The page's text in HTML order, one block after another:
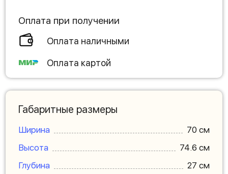
Оплата при получении
Оплата наличными
Оплата картой
Габаритные размеры
Ширина
70 см
Высота
74.6 см
Глубина
27 см